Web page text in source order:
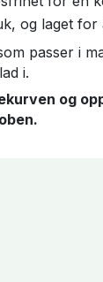
og laget for
passer i
i.
og